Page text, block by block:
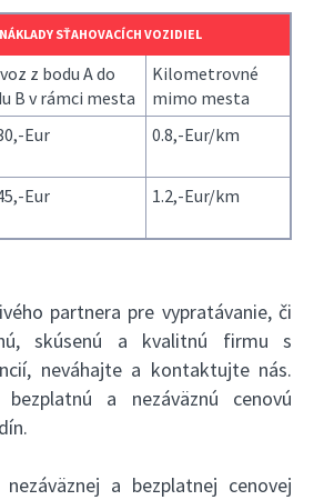
SŤAHOVACÍCH VOZIDIEL
z bodu A do
B v rámci mesta
Kilometrovné
mimo mesta
Eur 0.8,-Eur/km
Eur 1.2,-Eur/km
partnera pre vypratávanie, či
skúsenú a kvalitnú firmu s
neváhajte a kontaktujte nás.
bezplatnú a nezáväznú cenovú
nezáväznej a bezplatnej cenovej